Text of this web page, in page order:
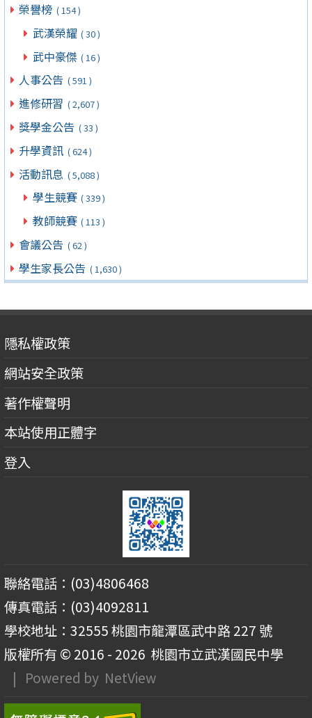
榮譽榜 ( 154 )
武漢榮耀 ( 30 )
武中豪傑 ( 16 )
人事公告 ( 591 )
進修研習 ( 2,607 )
獎學金公告 ( 33 )
升學資訊 ( 624 )
活動訊息 ( 5,088 )
學生競賽 ( 339 )
教師競賽 ( 113 )
會議公告 ( 62 )
學生家長公告 ( 1,630 )
隱私權政策
網站安全政策
著作權聲明
本站使用正體字
登入
聯絡電話：(03)4806468
傳真電話：(03)4092811
學校地址：32555 桃園市龍潭區武中路 227 號
版權所有 © 2016 - 2026 桃園市立武漢國民中學
| Powered by NetView